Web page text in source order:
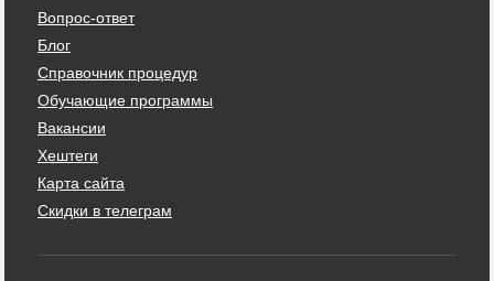
Вопрос-ответ
Блог
Справочник процедур
Обучающие программы
Вакансии
Хештеги
Карта сайта
Скидки в телеграм